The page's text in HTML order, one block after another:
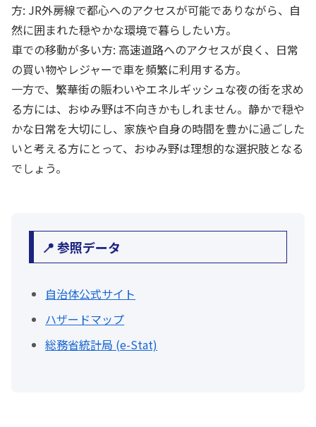
方: JR外房線で都心へのアクセスが可能でありながら、自
然に囲まれた穏やかな環境で暮らしたい方。
車での移動が多い方: 高速道路へのアクセスが良く、日常
の買い物やレジャーで車を頻繁に利用する方。
一方で、繁華街の賑わいやエネルギッシュな夜の街を求め
る方には、おゆみ野は不向きかもしれません。静かで穏や
かな日常を大切にし、家族や自身の時間を豊かに過ごした
いと考える方にとって、おゆみ野は理想的な選択肢となる
でしょう。
📍 参照データ
自治体公式サイト
ハザードマップ
総務省統計局 (e-Stat)